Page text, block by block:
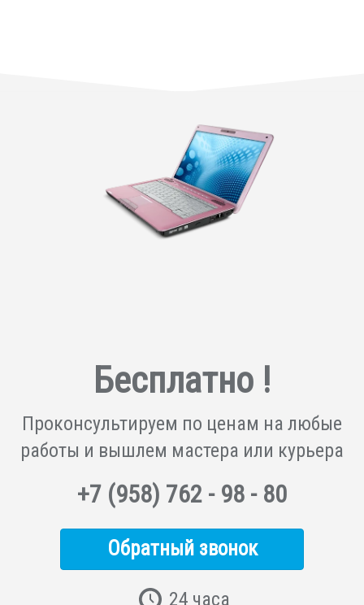
Бесплатно !
Проконсультируем по ценам на любые
работы и вышлем мастера или курьера
+7 (958) 762 - 98 - 80
Обратный звонок
24 часа